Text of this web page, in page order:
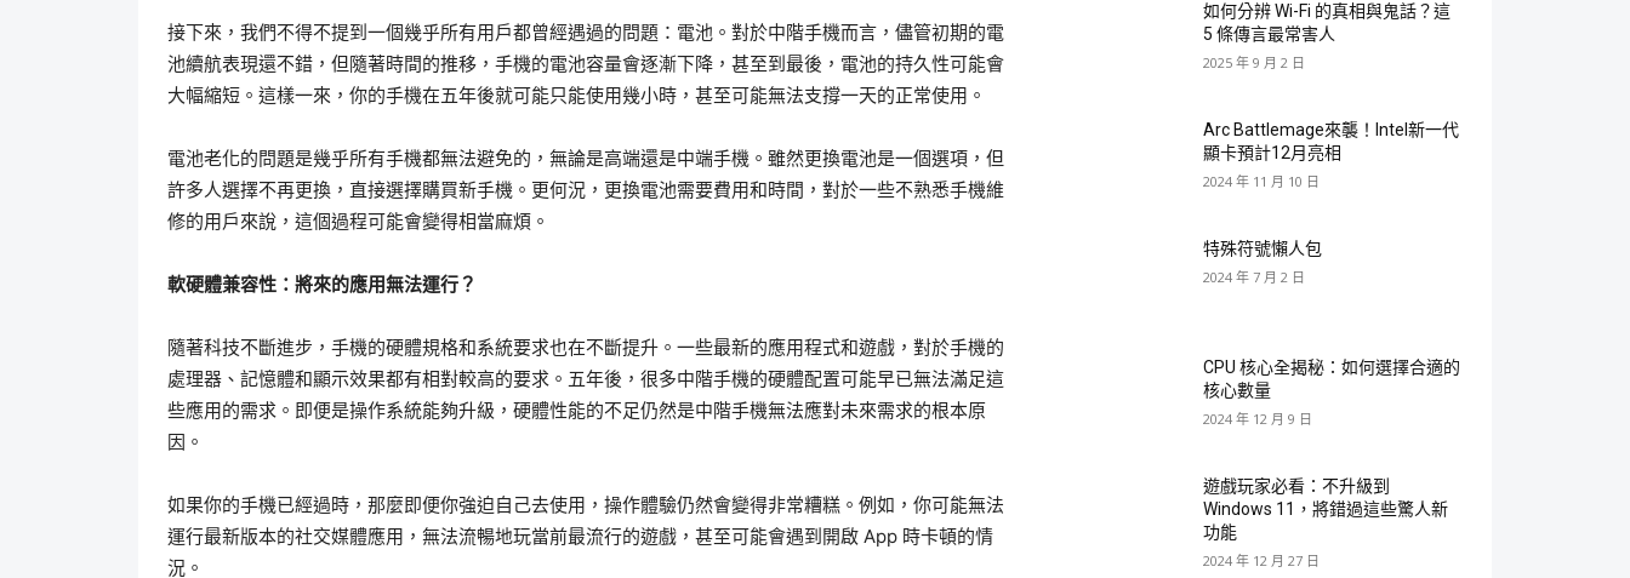
接下來，我們不得不提到一個幾乎所有用戶都曾經遇過的問題：電池。對於中階手機而言，儘管初期的電
池續航表現還不錯，但隨著時間的推移，手機的電池容量會逐漸下降，甚至到最後，電池的持久性可能會
大幅縮短。這樣一來，你的手機在五年後就可能只能使用幾小時，甚至可能無法支撐一天的正常使用。
電池老化的問題是幾乎所有手機都無法避免的，無論是高端還是中端手機。雖然更換電池是一個選項，但
許多人選擇不再更換，直接選擇購買新手機。更何況，更換電池需要費用和時間，對於一些不熟悉手機維
修的用戶來說，這個過程可能會變得相當麻煩。
軟硬體兼容性：將來的應用無法運行？
隨著科技不斷進步，手機的硬體規格和系統要求也在不斷提升。一些最新的應用程式和遊戲，對於手機的
處理器、記憶體和顯示效果都有相對較高的要求。五年後，很多中階手機的硬體配置可能早已無法滿足這
些應用的需求。即便是操作系統能夠升級，硬體性能的不足仍然是中階手機無法應對未來需求的根本原
因。
如果你的手機已經過時，那麼即便你強迫自己去使用，操作體驗仍然會變得非常糟糕。例如，你可能無法
運行最新版本的社交媒體應用，無法流暢地玩當前最流行的遊戲，甚至可能會遇到開啟 App 時卡頓的情
況。
如何分辨 Wi-Fi 的真相與鬼話？這
5 條傳言最常害人
2025 年 9 月 2 日
Arc Battlemage來襲！Intel新一代
顯卡預計12月亮相
2024 年 11 月 10 日
特殊符號懶人包
2024 年 7 月 2 日
CPU 核心全揭秘：如何選擇合適的
核心數量
2024 年 12 月 9 日
遊戲玩家必看：不升級到
Windows 11，將錯過這些驚人新
功能
2024 年 12 月 27 日